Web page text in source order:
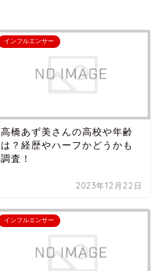
インフルエンサー
高橋あず美さんの高校や年齢
は？経歴やハーフかどうかも
調査！
2023年12月22日
インフルエンサー